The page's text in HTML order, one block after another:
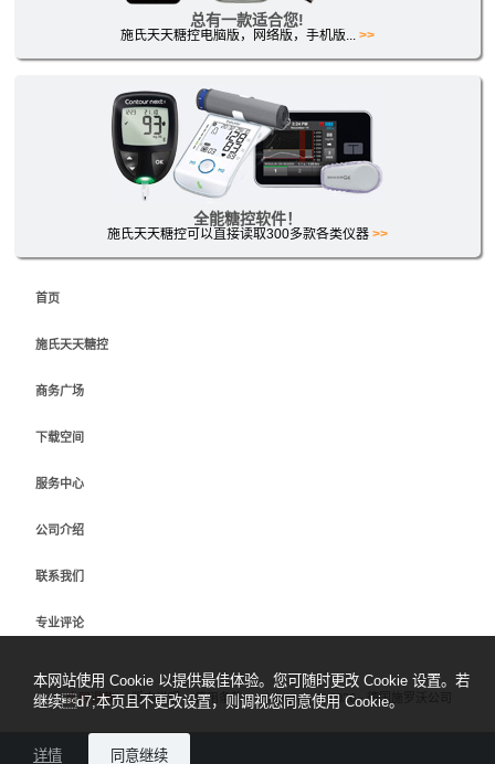
总有一款适合您!
施氏天天糖控电脑版，网络版，手机版... >>
全能糖控软件！
施氏天天糖控可以直接读取300多款各类仪器>>
首页
施氏天天糖控
商务广场
下载空间
服务中心
公司介绍
联系我们
专业评论
合同退款 版本说明 使用条款 sidiary.cn ©2026 - 德国施罗沃公司
本网站使用 Cookie 以提供最佳体验。您可随时更改 Cookie 设置。若
继续d7;本页且不更改设置，则调视您同意使用 Cookie。
详情 同意继续